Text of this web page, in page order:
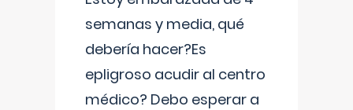
semanas y media, qué
debería hacer?Es
epligroso acudir al centro
médico? Debo esperar a